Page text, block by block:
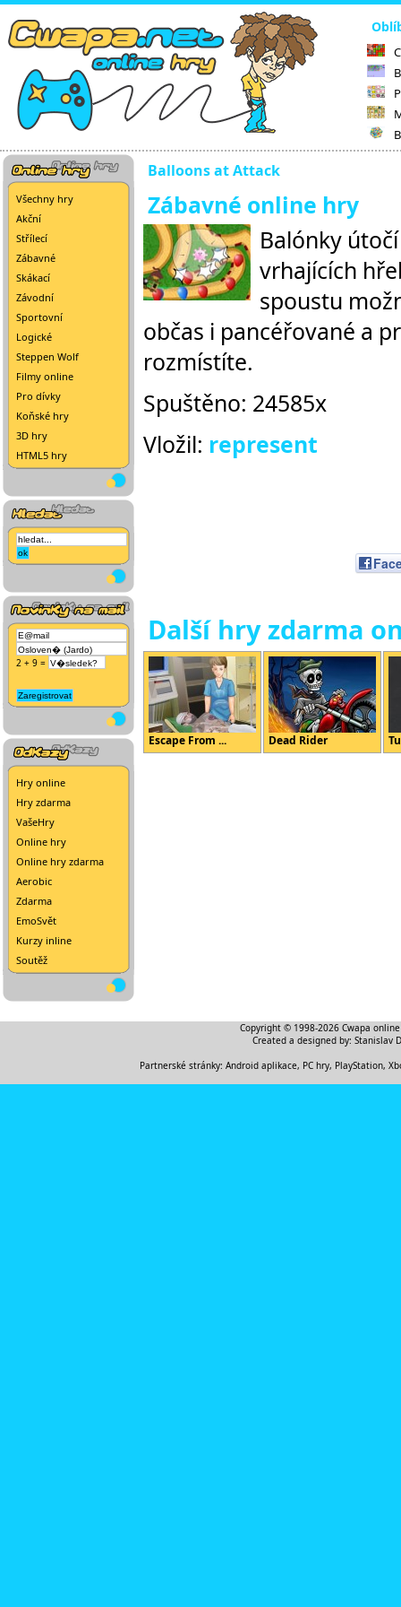
Všechny hry
Akční
Střílecí
Zábavné
Skákací
Závodní
Sportovní
Logické
Steppen Wolf
Filmy online
Pro dívky
Koňské hry
3D hry
HTML5 hry
2 + 9 =
Hry online
Hry zdarma
VašeHry
Online hry
Online hry zdarma
Aerobic
Zdarma
EmoSvět
Kurzy inline
Soutěž
Balloons at Attack
Zábavné online hry
Balónky
vrhajících
spoustu
občas i pancéřované a
rozmístíte.
Spuštěno: 24585x
Vložil: represent
Další hry zdarma
Escape From ... Dead Rider
Copyright © 1998-2026 Cwapa
Created a designed by: Stanislav
Partnerské stránky: Android aplikace, PC hry, PlayStation,